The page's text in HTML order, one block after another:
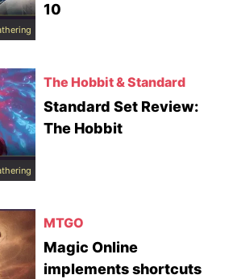
10
The Hobbit & Standard
Standard Set Review:
The Hobbit
MTGO
Magic Online
implements shortcuts